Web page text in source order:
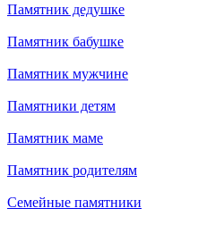
Памятник дедушке
Памятник бабушке
Памятник мужчине
Памятники детям
Памятник маме
Памятник родителям
Семейные памятники